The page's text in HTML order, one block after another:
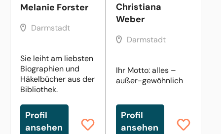
Melanie Forster
Darmstadt
Sie leiht am liebsten
Biographien und
Häkelbücher aus der
Bibliothek.
Profil
ansehen
Christiana
Weber
Darmstadt
Ihr Motto: alles –
außer-gewöhnlich
Profil
ansehen